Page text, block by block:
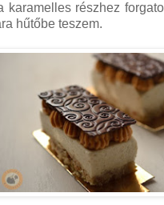
karamelles részhez
hűtőbe teszem.